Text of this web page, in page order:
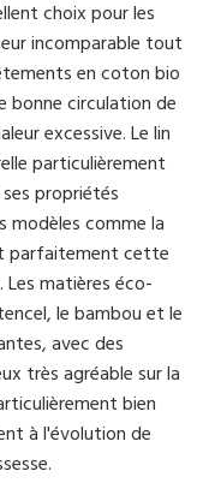
choix pour les
incomparable tout
en coton bio
circulation de
excessive. Le lin
particulièrement
propriétés
modèles comme la
parfaitement cette
matières éco-
le bambou et le
avec des
très agréable sur la
bien
à l'évolution de